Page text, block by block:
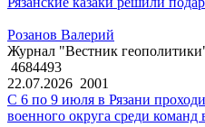
Розанов Валерий
Журнал "Вестник
4684493
22.07.2026 2001
С 6 по 9 июля в Рязани
военного округа среди команд